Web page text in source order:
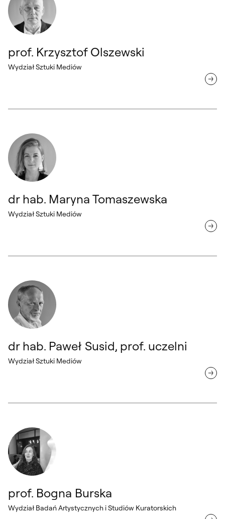
prof. Krzysztof Olszewski
Wydział Sztuki Mediów
dr hab. Maryna Tomaszewska
Wydział Sztuki Mediów
dr hab. Paweł Susid, prof. uczelni
Wydział Sztuki Mediów
fot. Anna
Grzelewska
prof. Bogna Burska
Wydział Badań Artystycznych i Studiów Kuratorskich